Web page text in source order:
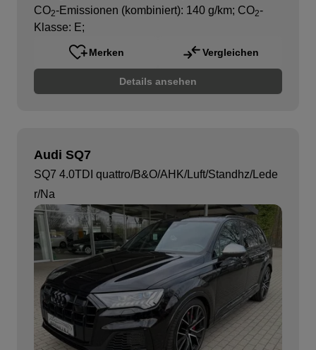
CO2-Emissionen (kombiniert): 140 g/km; CO2-
Klasse: E;
Details ansehen
Merken Vergleichen
Audi SQ7
SQ7 4.0TDI quattro/B&O/AHK/Luft/Standhz/Lede
r/Na